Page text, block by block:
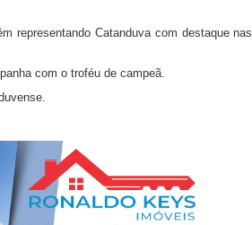
representando Catanduva com destaque nas
com o troféu de campeã.